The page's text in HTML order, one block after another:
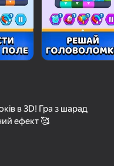
в 3D! Гра з шарад
ефект 🥰